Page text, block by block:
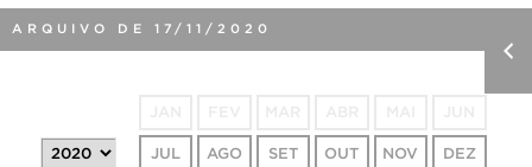
EDITAIS
PORTARIAS
ARQUIVO DE 17/11/2020
JUL AGO SET OUT NOV DEZ